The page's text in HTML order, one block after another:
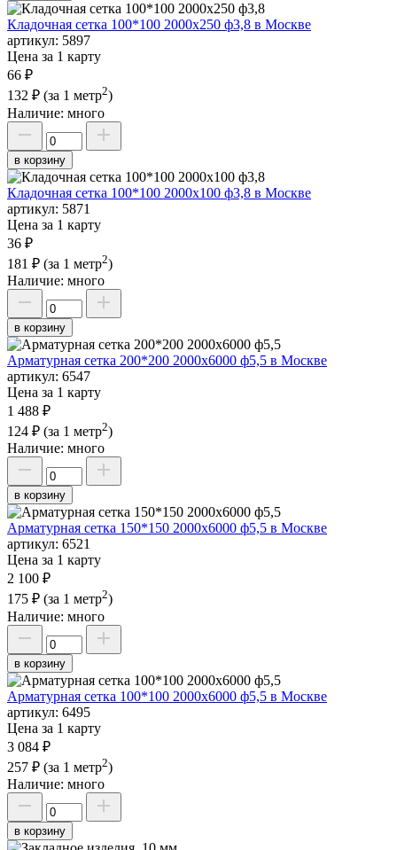
Кладочная сетка 100*100 2000х250 ф3,8 в Москве
артикул: 5897
Цена за 1 карту
66 ₽
132 ₽ (за 1 метр2)
Наличие: много
в корзину
Кладочная сетка 100*100 2000х100 ф3,8 в Москве
артикул: 5871
Цена за 1 карту
36 ₽
181 ₽ (за 1 метр2)
Наличие: много
в корзину
Арматурная сетка 200*200 2000х6000 ф5,5 в Москве
артикул: 6547
Цена за 1 карту
1 488 ₽
124 ₽ (за 1 метр2)
Наличие: много
в корзину
Арматурная сетка 150*150 2000х6000 ф5,5 в Москве
артикул: 6521
Цена за 1 карту
2 100 ₽
175 ₽ (за 1 метр2)
Наличие: много
в корзину
Арматурная сетка 100*100 2000х6000 ф5,5 в Москве
артикул: 6495
Цена за 1 карту
3 084 ₽
257 ₽ (за 1 метр2)
Наличие: много
в корзину